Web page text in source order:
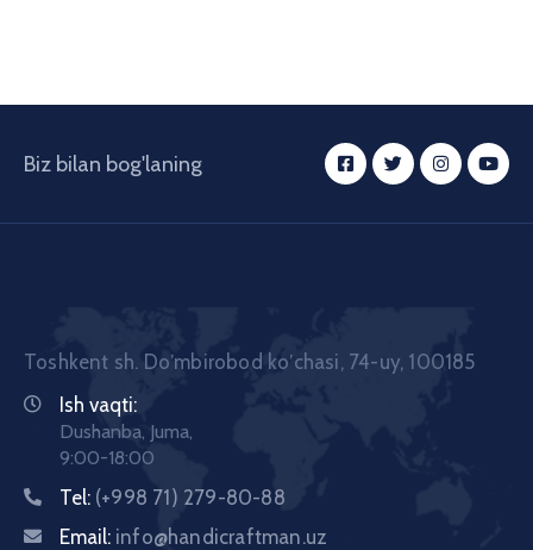
Biz bilan bog'laning
Toshkent sh. Doʼmbirobod koʼchasi, 74-uy, 100185
Ish vaqti:
Dushanba, Juma,
9:00-18:00
Tel: (+998 71) 279-80-88
Email: info@handicraftman.uz